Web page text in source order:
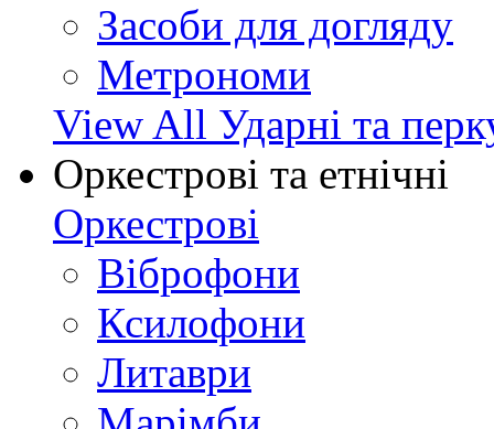
Засоби для догляду
Метрономи
View All Ударні та
Оркестрові та етнічні
Оркестрові
Віброфони
Ксилофони
Литаври